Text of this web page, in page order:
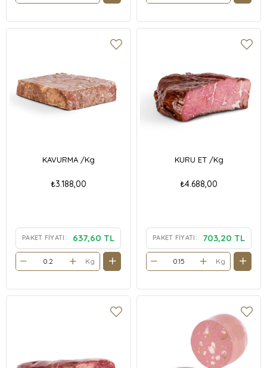
KAVURMA /Kg
₺3.188,00
PAKET FIYATI: 637,60 TL
Kg
KURU ET /Kg
₺4.688,00
PAKET FIYATI: 703,20 TL
Kg